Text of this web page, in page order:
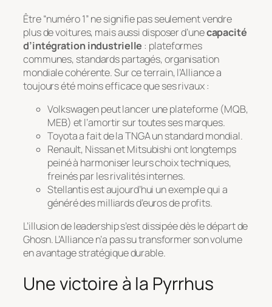
Être “numéro 1” ne signifie pas seulement vendre
plus de voitures, mais aussi disposer d’unecapacité
d’intégration industrielle : plateformes
communes, standards partagés, organisation
mondiale cohérente. Sur ce terrain, l’Alliance a
toujours été moins efficace que ses rivaux :
Volkswagen peut lancer une plateforme (MQB,
MEB) et l’amortir sur toutes ses marques.
Toyota a fait de la TNGA un standard mondial.
Renault, Nissan et Mitsubishi ont longtemps
peiné à harmoniser leurs choix techniques,
freinés par les rivalités internes.
Stellantis est aujourd’hui un exemple qui a
généré des milliards d’euros de profits.
L’illusion de leadership s’est dissipée dès le départ de
Ghosn. L’Alliance n’a pas su transformer son volume
en avantage stratégique durable.
Une victoire à la Pyrrhus